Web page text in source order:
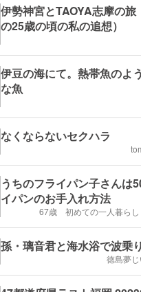
伊勢神宮とTAOYA志摩の旅
の25歳の頃の私の追想）
伊豆の海にて。熱帯魚のよ
な魚
なくならないセクハラ
うちのフライパン子さんは
イパンのお手入れ方法
67歳 初めての一人暮ら
孫・璃音君と海水浴で波乗
徳島夢